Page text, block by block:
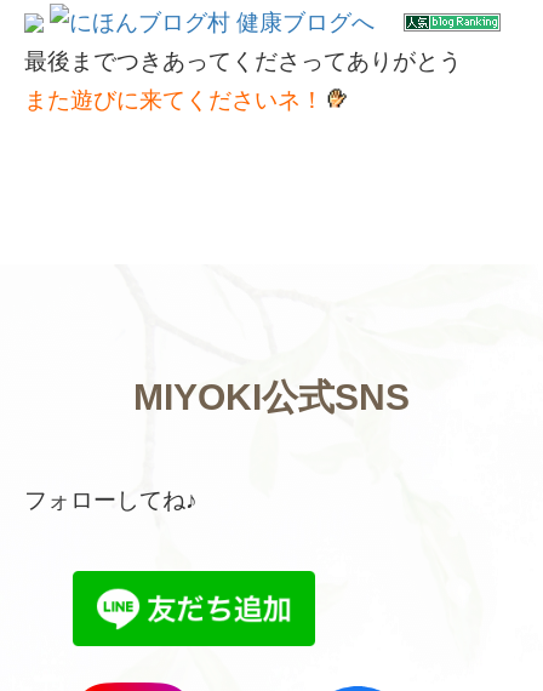
最後までつきあってくださってありがとう
また遊びに来てくださいネ！
MIYOKI公式SNS
フォローしてね♪